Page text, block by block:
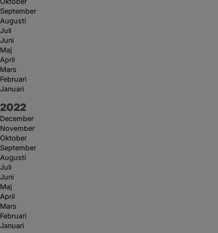
September
Augusti
Juli
Juni
Maj
April
Mars
Februari
Januari
År:
2022
December
November
Oktober
September
Augusti
Juli
Juni
Maj
April
Mars
Februari
Januari